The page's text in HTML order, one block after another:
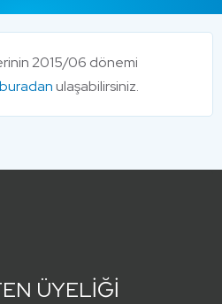
2015/06 dönemi
buradanulaşabilirsiniz.
ÜYELİĞİ